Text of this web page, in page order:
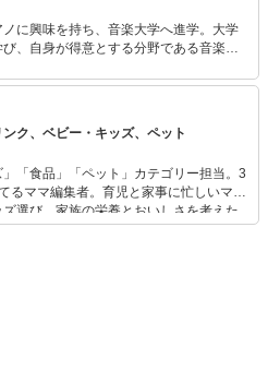
に興味を持ち、音楽大学へ進学。大学
、自身が得意とする分野である音楽教
就職し、多くの方の美をサポート。結
ターへ転身し、これまで培ってきた教
かした記事を執筆。ママになってその
育系記事の作成にも力を注いでいる。
ク、ベビー・キッズ、ペット
」「食品」「ペット」カテゴリー担当。3
るママ編集者。育児と家事に忙しいママ
選び、家族の栄養とおいしさを考えた
リラックスタイムを楽しむためのスイ